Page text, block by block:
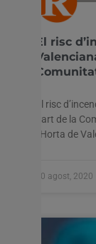
El risc
El risc
part de la
l’Horta de
10 agost, 2020